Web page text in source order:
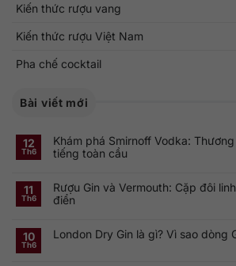
Kiến thức rượu vang
Kiến thức rượu Việt Nam
Pha chế cocktail
Bài viết mới
12
Th6
Khám phá Smirnoff Vodka:
tiếng toàn cầu
bình
luận
ở
Vodka:
11
Th6
Rượu Gin và Vermouth: Cặp đôi
điển
bình
luận
10
Th6
London Dry Gin là gì? Vì sao dòng